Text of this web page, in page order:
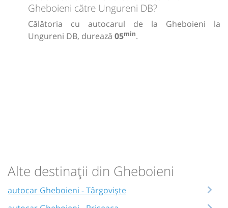
Gheboieni către Ungureni DB?
Călătoria cu autocarul de la Gheboieni la
Ungureni DB, durează 05min.
Alte destinații din Gheboieni
autocar Gheboieni - Târgoviște